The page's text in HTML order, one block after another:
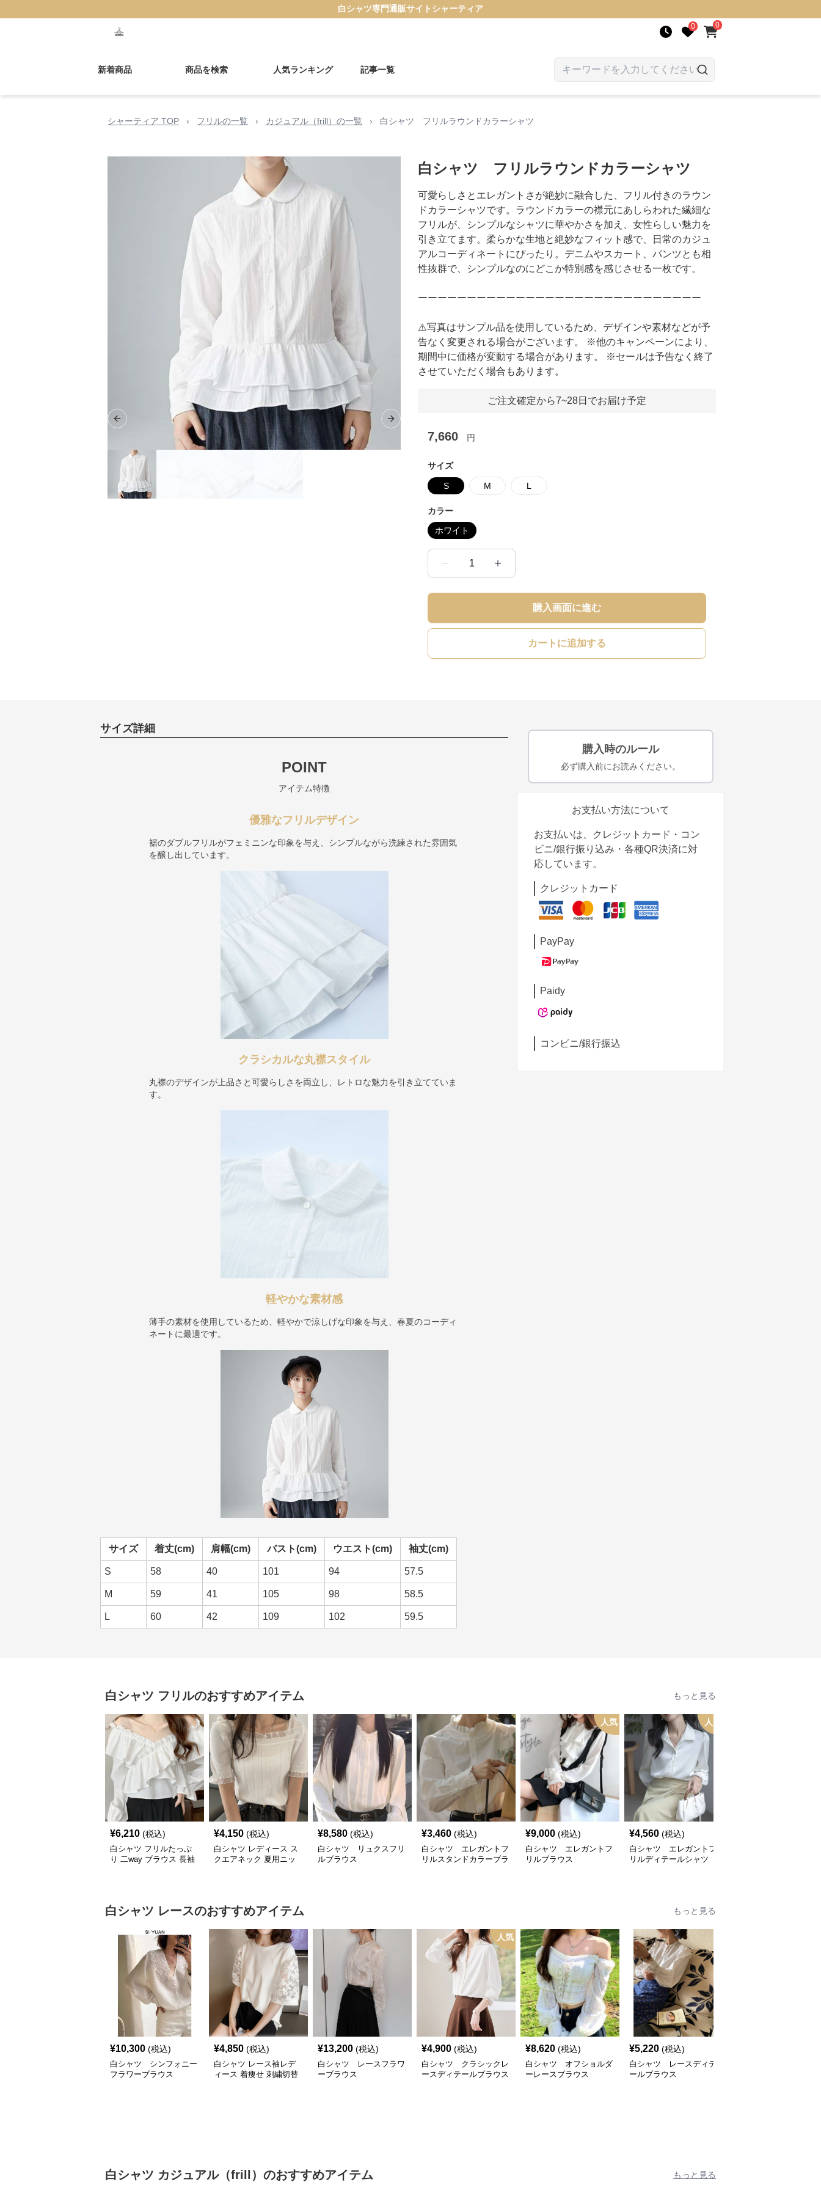
白シャツ専門通販サイト シャーティア
0 0
新着商品 商品を検索 人気ランキング 記事一覧
シャーティア TOP › フリルの一覧 › カジュアル（frill）の一覧 › 白シャツ フリルラウンドカラーシャツ
Previous slide Next slide
白シャツ フリルラウンドカラーシャツ
可愛らしさとエレガントさが絶妙に融合した、フリル付きのラウン
ドカラーシャツです。ラウンドカラーの襟元にあしらわれた繊細な
フリルが、シンプルなシャツに華やかさを加え、女性らしい魅力を
引き立てます。柔らかな生地と絶妙なフィット感で、日常のカジュ
アルコーディネートにぴったり。デニムやスカート、パンツとも相
性抜群で、シンプルなのにどこか特別感を感じさせる一枚です。
ーーーーーーーーーーーーーーーーーーーーーーーーーーーーー
⚠️写真はサンプル品を使用しているため、デザインや素材などが予
告なく変更される場合がございます。 ※他のキャンペーンにより、
期間中に価格が変動する場合があります。 ※セールは予告なく終了
させていただく場合もあります。
ご注文確定から7~28日でお届け予定
7,660 円
サイズ
S M L
カラー
ホワイト
1
購入画面に進む
カートに追加する
サイズ詳細
POINT
アイテム特徴
優雅なフリルデザイン
裾のダブルフリルがフェミニンな印象を与え、シンプルながら洗練された雰囲気
を醸し出しています。
クラシカルな丸襟スタイル
丸襟のデザインが上品さと可愛らしさを両立し、レトロな魅力を引き立てていま
す。
軽やかな素材感
薄手の素材を使用しているため、軽やかで涼しげな印象を与え、春夏のコーディ
ネートに最適です。
サイズ 着丈(cm) 肩幅(cm) バスト(cm) ウエスト(cm) 袖丈(cm)
S 58 40 101 94 57.5
M 59 41 105 98 58.5
L 60 42 109 102 59.5
購入時のルール
必ず購入前にお読みください。
お支払い方法について
お支払いは、クレジットカード・コン
ビニ/銀行振り込み・各種QR決済に対
応しています。
クレジットカード
PayPay
Paidy
コンビニ/銀行振込
白シャツ フリルのおすすめアイテム もっと見る
¥6,210 (税込)
白シャツ フリルたっぷ
り 二way ブラウス 長袖
¥4,150 (税込)
白シャツ レディース ス
クエアネック 夏用ニッ
¥8,580 (税込)
白シャツ リュクスフリ
ルブラウス
¥3,460 (税込)
白シャツ エレガントフ
リルスタンドカラーブラ
人気
¥9,000 (税込)
白シャツ エレガントフ
リルブラウス
人気
¥4,560 (税込)
白シャツ エレガントフ
リルディテールシャツ
白シャツ レースのおすすめアイテム もっと見る
¥10,300 (税込)
白シャツ シンフォニー
フラワーブラウス
¥4,850 (税込)
白シャツ レース袖レデ
ィース 着痩せ 刺繍切替
¥13,200 (税込)
白シャツ レースフラワ
ーブラウス
人気
¥4,900 (税込)
白シャツ クラシックレ
ースディテールブラウス
¥8,620 (税込)
白シャツ オフショルダ
ーレースブラウス
¥5,220 (税込)
白シャツ レースディテ
ールブラウス
白シャツ カジュアル（frill） のおすすめアイテム もっと見る